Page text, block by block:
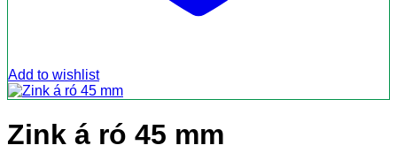
Add to wishlist
Zink á ró 45 mm